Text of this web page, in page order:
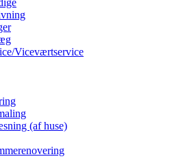
Viceværtservice
(af huse)